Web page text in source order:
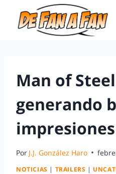
Man of
generando
impresiones
Por J.J. González Haro
NOTICIAS | TRAILERS |